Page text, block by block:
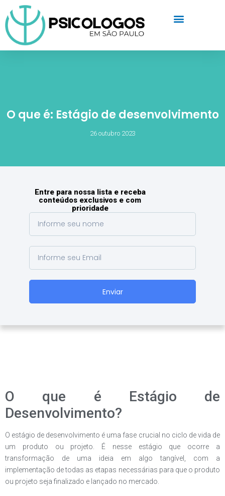
O que é: Estágio de desenvolvimento
26 outubro 2023
Enviar
Entre para nossa lista e receba
conteúdos exclusivos e com
prioridade
O que é Estágio de
Desenvolvimento?
O estágio de desenvolvimento é uma fase crucial no ciclo de vida de
um produto ou projeto. É nesse estágio que ocorre a
transformação de uma ideia em algo tangível, com a
implementação de todas as etapas necessárias para que o produto
ou projeto seja finalizado e lançado no mercado.